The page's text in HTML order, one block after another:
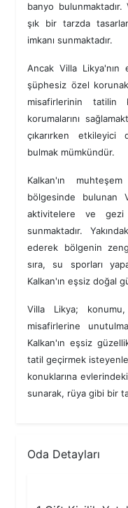
banyo
şık bir tarzda
imkanı sunmaktadır.
Ancak Villa
şüphesiz özel
misafirlerinin tatilin
korumalarını
çıkarırken etkileyici
bulmak mümkündür.
Kalkan'ın
bölgesinde bulunan
aktivitelere ve gezi
sunmaktadır.
ederek bölgenin
sıra, su sporları
Kalkan'ın eşsiz doğal
Villa Likya; konumu,
misafirlerine
Kalkan'ın eşsiz
tatil geçirmek
konuklarına
sunarak, rüya gibi bir
Oda Detayları